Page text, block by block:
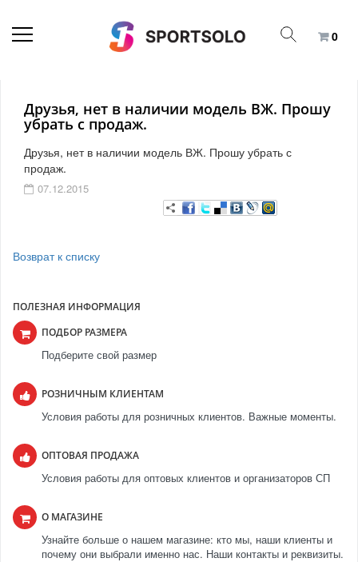
0
Друзья, нет в наличии модель ВЖ. Прошу
убрать с продаж.
Друзья, нет в наличии модель ВЖ. Прошу убрать с
продаж.
07.12.2015
Возврат к списку
ПОЛЕЗНАЯ ИНФОРМАЦИЯ
ПОДБОР РАЗМЕРА
Подберите свой размер
РОЗНИЧНЫМ КЛИЕНТАМ
Условия работы для розничных клиентов. Важные моменты.
ОПТОВАЯ ПРОДАЖА
Условия работы для оптовых клиентов и организаторов СП
О МАГАЗИНЕ
Узнайте больше о нашем магазине: кто мы, наши клиенты и
почему они выбрали именно нас. Наши контакты и реквизиты.